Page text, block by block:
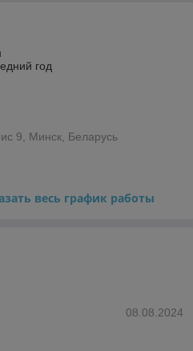
год
9, Минск, Беларусь
весь график работы
08.08.2024